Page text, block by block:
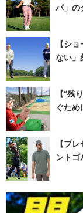
パ」の
【シ
ない」
【“残
ぐた
【プ
ントゴ